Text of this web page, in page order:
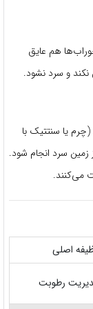
هم عایق
و سرد نشود.
(چرم یا سنتتیک با
زمین سرد انجام شود.
می‌کنند.
اصلی
رطوبت